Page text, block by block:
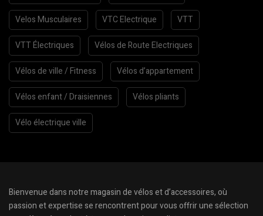
Velos Musculaires VTC Electrique VTT
VTT Électriques Vélos de Route Electriques
Vélos de ville / Fitness Vélos d’appartement
Vélos enfant / Draisiennes Vélos pliants
Vélo électrique ville
Bienvenue dans notre magasin de vélos et d’accessoires, où
passion et expertise se rencontrent pour vous offrir une sélection